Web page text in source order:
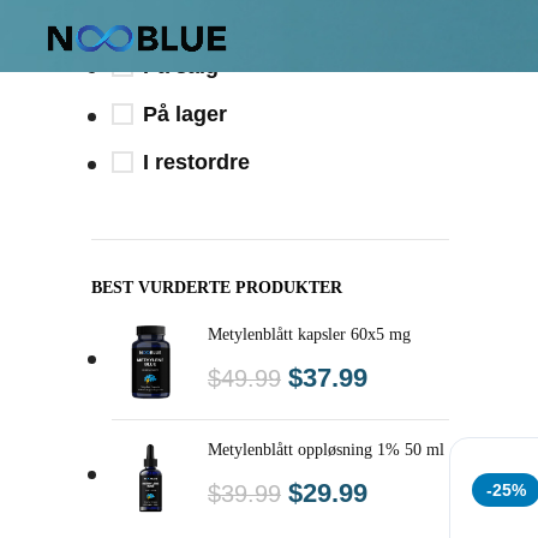
På salg
På lager
I restordre
BEST VURDERTE PRODUKTER
Metylenblått kapsler 60x5 mg
$49.99 $37.99
Metylenblått oppløsning 1% 50 ml
$39.99 $29.99 -25%